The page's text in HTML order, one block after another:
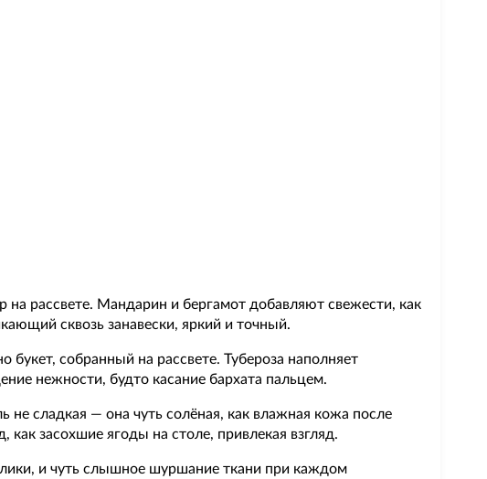
на рассвете. Мандарин и бергамот добавляют свежести, как
сквозь занавески, яркий и точный.
собранный на рассвете. Тубероза наполняет
нежности, будто касание бархата пальцем.
не сладкая — она чуть солёная, как влажная кожа после
засохшие ягоды на столе, привлекая взгляд.
и чуть слышное шуршание ткани при каждом